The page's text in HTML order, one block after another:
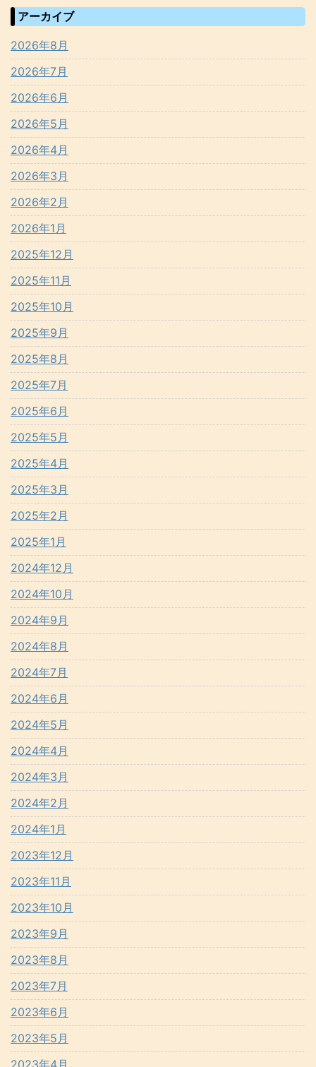
アーカイブ
2026年8月
2026年7月
2026年6月
2026年5月
2026年4月
2026年3月
2026年2月
2026年1月
2025年12月
2025年11月
2025年10月
2025年9月
2025年8月
2025年7月
2025年6月
2025年5月
2025年4月
2025年3月
2025年2月
2025年1月
2024年12月
2024年10月
2024年9月
2024年8月
2024年7月
2024年6月
2024年5月
2024年4月
2024年3月
2024年2月
2024年1月
2023年12月
2023年11月
2023年10月
2023年9月
2023年8月
2023年7月
2023年6月
2023年5月